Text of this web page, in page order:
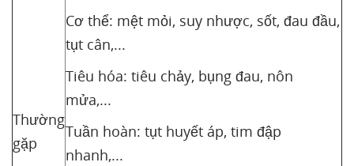
Thường
gặp
Cơ thể: mệt mỏi, suy nhược, sốt, đau đầu,
tụt cân,...
Tiêu hóa: tiêu chảy, bụng đau, nôn
mửa,...
Tuần hoàn: tụt huyết áp, tim đập
nhanh,...